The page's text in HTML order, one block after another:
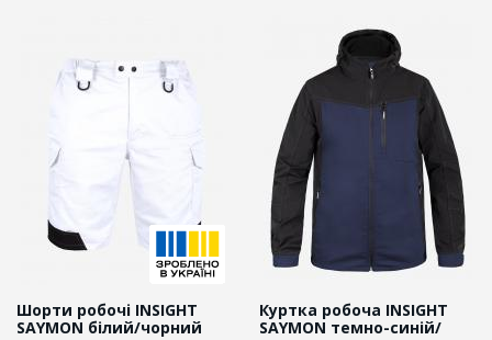
Шорти робочі INSIGHT
SAYMON білий/чорний
Куртка робоча INSIGHT
SAYMON темно-синій/